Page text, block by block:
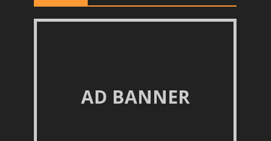
AD BANNER